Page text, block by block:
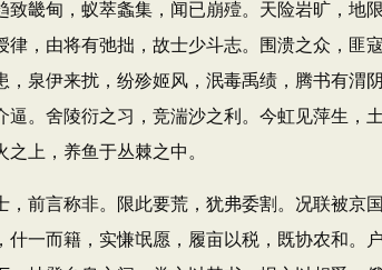
甸，蚁萃螽集，闻已崩殪。天险岩旷，地
，由将有弛拙，故士少斗志。围溃之众，匪
泉伊来扰，纷殄姬风，泯毒禹绩，腾书有渭
。舍陵衍之习，竞湍沙之利。今虹见萍生，
上，养鱼于丛棘之中。
言称非。限此要荒，犹弗委割。况联被京
一而籍，实慊氓愿，履亩以税，既协农和。